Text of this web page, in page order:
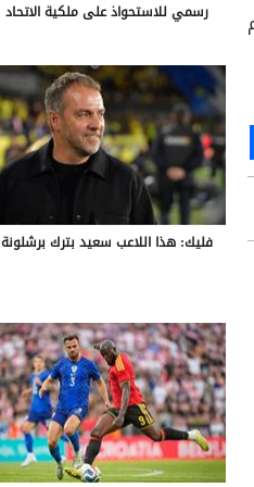
رسمي للاستحواذ على ملكية الاتحاد
فليك: هذا اللاعب سعيد بترك برشلونة